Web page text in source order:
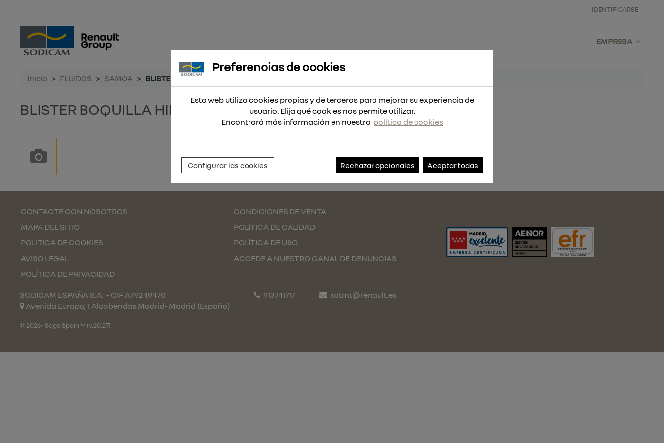
IDENTIFICARSE
EMPRESA
Inicio FLUIDOS SAMOA BLISTER BOQUILLA HIDR.BH-101/B
BLISTER BOQUILLA HIDR.BH-101/B
CONTACTE CON NOSOTROS
MAPA DEL SITIO
POLÍTICA DE COOKIES
AVISO LEGAL
POLÍTICA DE PRIVACIDAD
CONDICIONES DE VENTA
POLÍTICA DE CALIDAD
POLÍTICA DE USO
ACCEDE A NUESTRO CANAL DE DENUNCIAS
SODICAM ESPAÑA S.A. - CIF:A79249470
Avenida Europa, 1 Alcobendas Madrid- Madrid (España)
913741717 satmt@renault.es
© 2026 - Sage Spain ™ (v.20.27)
Preferencias de cookies
Esta web utiliza cookies propias y de terceros para mejorar su experiencia de
usuario. Elija qué cookies nos permite utilizar.
Encontrará más información en nuestra política de cookies
Configurar las cookies Rechazar opcionales Aceptar todas